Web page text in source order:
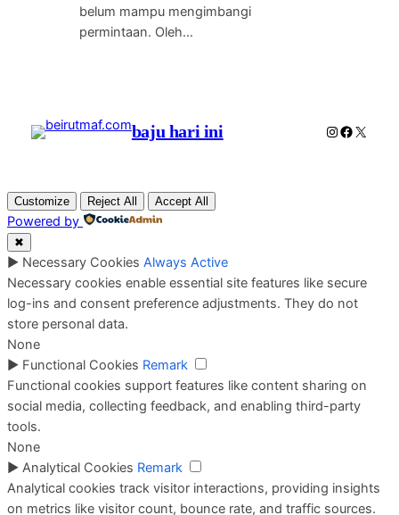
belum mampu mengimbangi
permintaan. Oleh…
baju hari ini Instagram
X
Customize Reject All Accept All
Powered by
✖
► Necessary Cookies Always Active
Necessary cookies enable essential site features like secure
log-ins and consent preference adjustments. They do not
store personal data.
None
► Functional Cookies Remark
Functional cookies support features like content sharing on
social media, collecting feedback, and enabling third-party
tools.
None
► Analytical Cookies Remark
Analytical cookies track visitor interactions, providing insights
on metrics like visitor count, bounce rate, and traffic sources.